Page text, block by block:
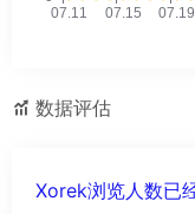
数据评估
Xorek浏览人数已